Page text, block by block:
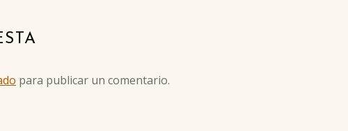
para publicar un comentario.